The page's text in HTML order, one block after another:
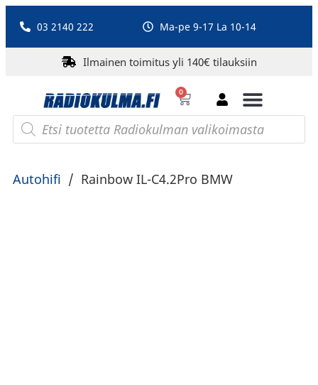
03 2140 222 Ma-pe 9-17 La 10-14
Ilmainen toimitus yli 140€ tilauksiin
0
Autohifi / Rainbow IL-C4.2Pro BMW